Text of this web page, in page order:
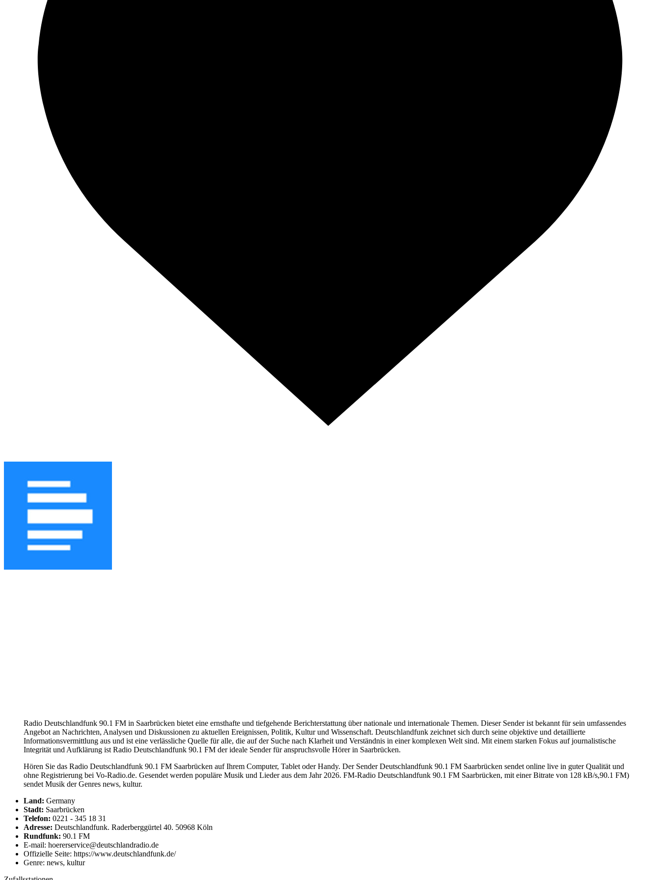
Radio Deutschlandfunk 90.1 FM in Saarbrücken bietet eine ernsthafte und tiefgehende Berichterstattung über nationale und internationale Themen. Dieser Sender ist bekannt für sein umfassendes
Angebot an Nachrichten, Analysen und Diskussionen zu aktuellen Ereignissen, Politik, Kultur und Wissenschaft. Deutschlandfunk zeichnet sich durch seine objektive und detaillierte
Informationsvermittlung aus und ist eine verlässliche Quelle für alle, die auf der Suche nach Klarheit und Verständnis in einer komplexen Welt sind. Mit einem starken Fokus auf journalistische
Integrität und Aufklärung ist Radio Deutschlandfunk 90.1 FM der ideale Sender für anspruchsvolle Hörer in Saarbrücken.
Hören Sie das Radio Deutschlandfunk 90.1 FM Saarbrücken auf Ihrem Computer, Tablet oder Handy. Der Sender Deutschlandfunk 90.1 FM Saarbrücken sendet online live in guter Qualität und
ohne Registrierung bei Vo-Radio.de. Gesendet werden populäre Musik und Lieder aus dem Jahr 2026. FM-Radio Deutschlandfunk 90.1 FM Saarbrücken, mit einer Bitrate von 128 kB/s,90.1 FM)
sendet Musik der Genres news, kultur.
Land: Germany
Stadt: Saarbrücken
Telefon: 0221 - 345 18 31
Adresse: Deutschlandfunk. Raderberggürtel 40. 50968 Köln
Rundfunk: 90.1 FM
E-mail: hoererservice@deutschlandradio.de
Offizielle Seite: https://www.deutschlandfunk.de/
Genre: news, kultur